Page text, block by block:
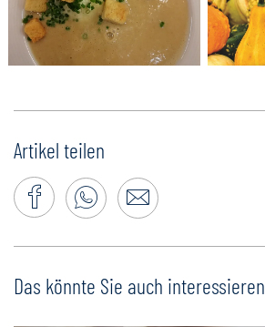
Artikel teilen
Das könnte Sie auch interessieren